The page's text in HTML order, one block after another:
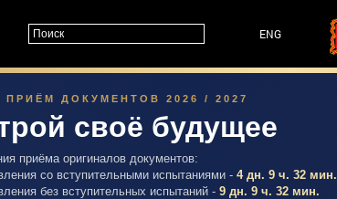
ENG
ДОКУМЕНТОВ 2026 / 2027
своё будущее
приёма оригиналов документов:
со вступительными испытаниями - 4 дн. 9 ч. 32 мин.
без вступительных испытаний - 9 дн. 9 ч. 32 мин.